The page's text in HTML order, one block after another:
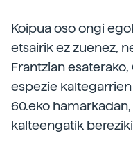
Koipua oso ongi
etsairik ez zuenez,
Frantzian
espezie
60.eko
kalteengatik